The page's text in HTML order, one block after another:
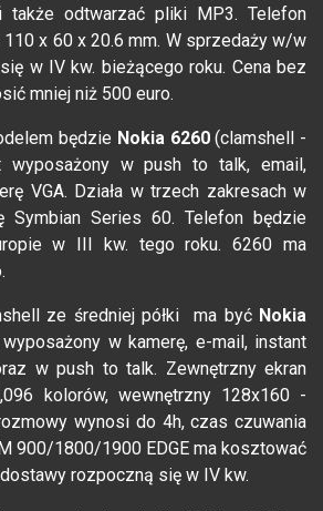
także odtwarzać pliki MP3. Telefon
x 60 x 20.6 mm. W sprzedaży w/w
w IV kw. bieżącego roku. Cena bez
mniej niż 500 euro.
będzie Nokia 6260(clamshell -
wyposażony w push to talk, email,
VGA. Działa w trzech zakresach w
Symbian Series 60. Telefon będzie
w III kw. tego roku. 6260 ma
ze średniej półki ma być Nokia
w kamerę, e-mail, instant
w push to talk. Zewnętrzny ekran
kolorów, wewnętrzny 128x160 -
wynosi do 4h, czas czuwania
900/1800/1900 EDGE ma kosztować
rozpoczną się w IV kw.